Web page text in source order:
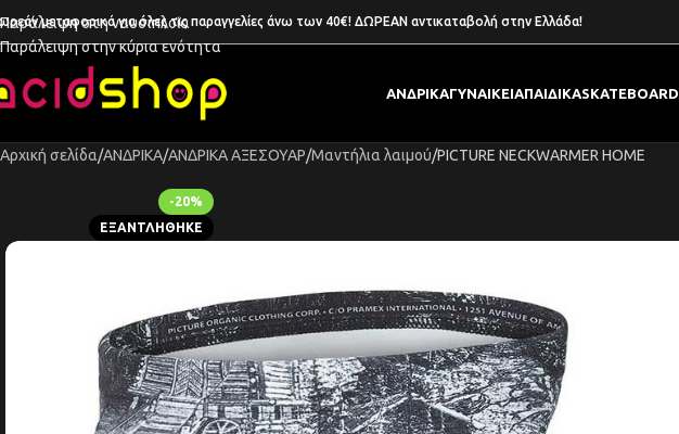
Παράλειψη στη ναυσιπλοΐα
Παράλειψη στην κύρια ενότητα
μεταφορικά για όλες τις παραγγελίες άνω των 40€! ΔΩΡΕΑΝ αντικαταβολή στην Ελλάδα!
ΑΝΔΡΙΚΑΓΥΝΑΙΚΕΙΑΠΑΙΔΙΚΑSKATEBOARD
Αρχική σελίδα ΑΝΔΡΙΚΑ ΑΝΔΡΙΚΑ ΑΞΕΣΟΥΑΡ Μαντήλια λαιμού PICTURE NECKWARMER HOME
-20%
ΕΞΑΝΤΛΉΘΗΚΕ